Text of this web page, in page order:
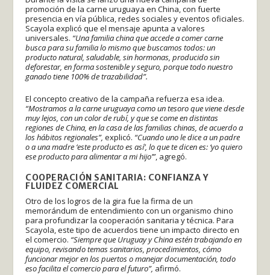
promoción de la carne uruguaya en China, con fuerte
presencia en vía pública, redes sociales y eventos oficiales.
Scayola explicó que el mensaje apunta a valores
universales. “Una familia china que accede a comer carne
busca para su familia lo mismo que buscamos todos: un
producto natural, saludable, sin hormonas, producido sin
deforestar, en forma sostenible y seguro, porque todo nuestro
ganado tiene 100% de trazabilidad”.
El concepto creativo de la campaña refuerza esa idea.
“Mostramos a la carne uruguaya como un tesoro que viene desde
muy lejos, con un color de rubí, y que se come en distintas
regiones de China, en la casa de las familias chinas, de acuerdo a
los hábitos regionales”, explicó. “Cuando uno le dice a un padre
o a una madre ‘este producto es así’, lo que te dicen es: ‘yo quiero
ese producto para alimentar a mi hijo’”, agregó.
COOPERACIÓN SANITARIA: CONFIANZA Y
FLUIDEZ COMERCIAL
Otro de los logros de la gira fue la firma de un
memorándum de entendimiento con un organismo chino
para profundizar la cooperación sanitaria y técnica. Para
Scayola, este tipo de acuerdos tiene un impacto directo en
el comercio. “Siempre que Uruguay y China estén trabajando en
equipo, revisando temas sanitarios, procedimientos, cómo
funcionar mejor en los puertos o manejar documentación, todo
eso facilita el comercio para el futuro”, afirmó.